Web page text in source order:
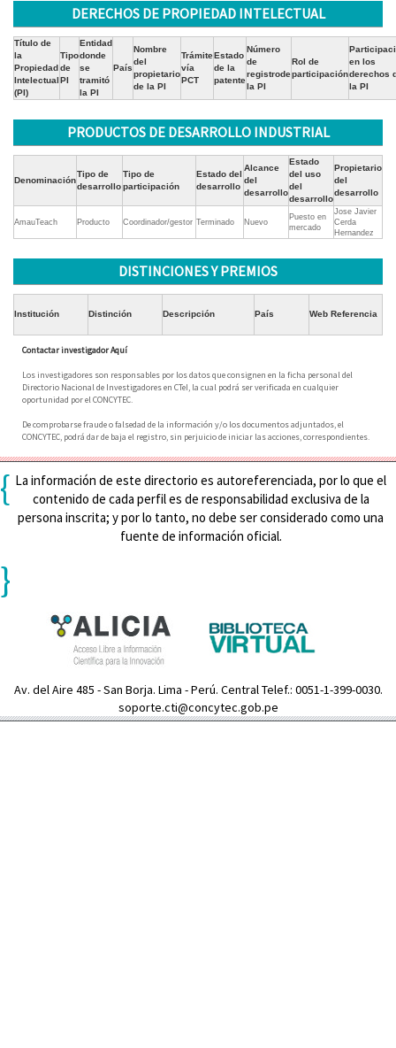
DERECHOS DE PROPIEDAD INTELECTUAL
Título de
la
Propiedad
Intelectual
(PI)
Tipo
de
PI
Entidad
donde
se
tramitó
la PI
País
Nombre
del
propietario
de la PI
Trámite
vía
PCT
Estado
de la
patente
Número
de
registrode
la PI
Rol de
participación
en los
derechos
la PI
PRODUCTOS DE DESARROLLO INDUSTRIAL
Denominación
Tipo de
desarrollo
Tipo de
participación
Estado del
desarrollo
Alcance
del
desarrollo
Estado
del uso
del
desarrollo
Propietario
del
desarrollo
AmauTeach Producto Coordinador/gestor Terminado Nuevo
Puesto en
mercado
Jose Javier
Cerda
Hernandez
DISTINCIONES Y PREMIOS
Institución Distinción Descripción País Web Referencia
Contactar investigador Aquí
Los investigadores son responsables por los datos que consignen en la ficha personal del
Directorio Nacional de Investigadores en CTeI, la cual podrá ser verificada en cualquier
oportunidad por el CONCYTEC.
De comprobarse fraude o falsedad de la información y/o los documentos adjuntados, el
CONCYTEC, podrá dar de baja el registro, sin perjuicio de iniciar las acciones, correspondientes.
{ La información de este directorio es autoreferenciada, por lo que el
contenido de cada perfil es de responsabilidad exclusiva de la
persona inscrita; y por lo tanto, no debe ser considerado como una
fuente de información oficial.
}
Av. del Aire 485 - San Borja. Lima - Perú. Central Telef.: 0051-1-399-0030.
soporte.cti@concytec.gob.pe